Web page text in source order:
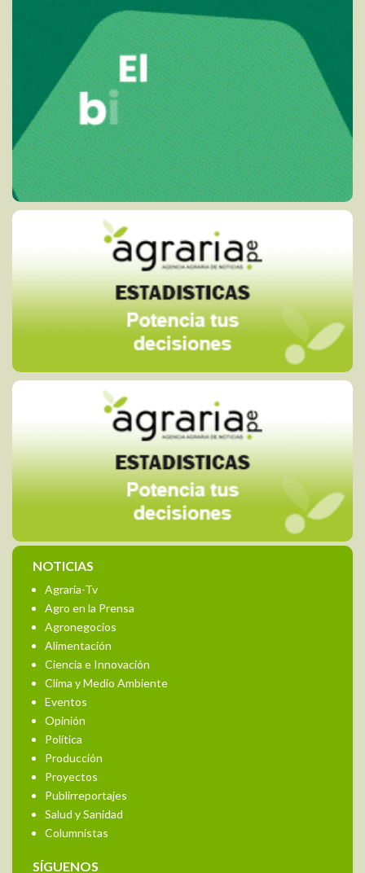
NOTICIAS
Agraria-Tv
Agro en la Prensa
Agronegocios
Alimentación
Ciencia e Innovación
Clima y Medio Ambiente
Eventos
Opinión
Política
Producción
Proyectos
Publirreportajes
Salud y Sanidad
Columnistas
SÍGUENOS